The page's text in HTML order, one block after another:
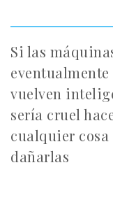
Si las
eventualmente
vuelven
sería cruel
cualquier cosa
dañarlas